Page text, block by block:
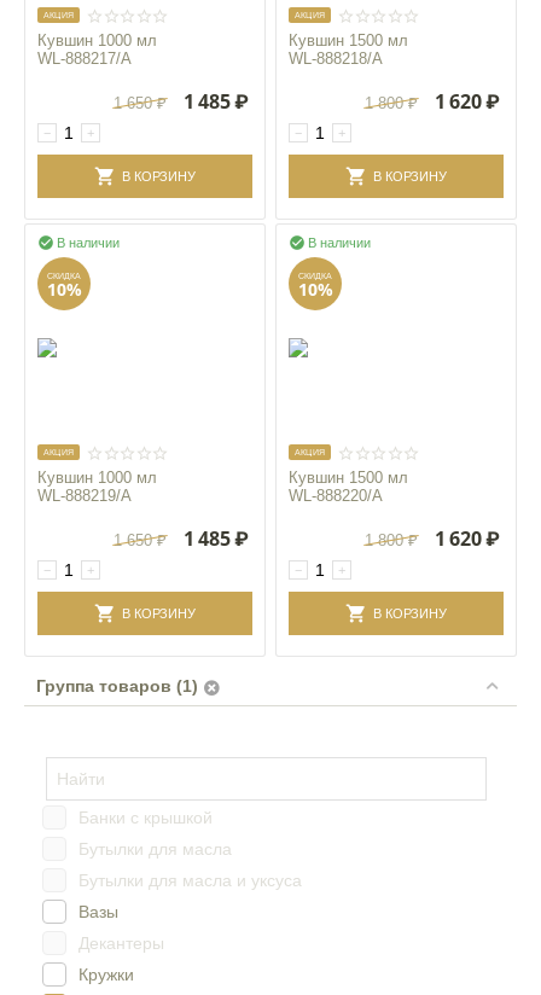
AКЦИЯ
Кувшин 1000 мл
WL‑888217/A
+
−
1 650 ₽ 1 485₽
В КОРЗИНУ
AКЦИЯ
Кувшин 1500 мл
WL‑888218/A
+
−
1 800 ₽ 1 620₽
В КОРЗИНУ
В наличии

СКИДКА
10%
AКЦИЯ
Кувшин 1000 мл
WL‑888219/A
+
−
1 650 ₽ 1 485₽
В КОРЗИНУ
В наличии

СКИДКА
10%
AКЦИЯ
Кувшин 1500 мл
WL‑888220/A
+
−
1 800 ₽ 1 620₽
В КОРЗИНУ
Группа товаров (1)
Банки с крышкой
Бутылки для масла
Бутылки для масла и уксуса
Вазы
Декантеры
Кружки